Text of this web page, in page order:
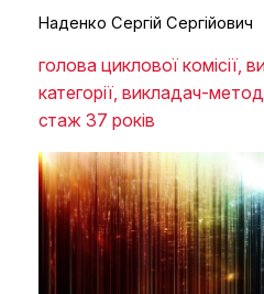
Наденко Сергій Сергійович
голова циклової комісії,
категорії, викладач-
стаж 37 років